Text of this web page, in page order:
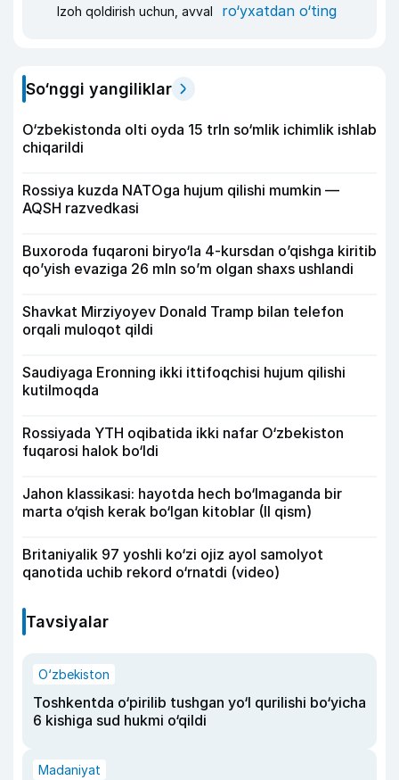
Izoh qoldirish uchun, avval ro‘yxatdan o‘ting
So‘nggi yangiliklar
O‘zbekistonda olti oyda 15 trln so‘mlik ichimlik ishlab
chiqarildi
Rossiya kuzda NATOga hujum qilishi mumkin —
AQSH razvedkasi
Buxoroda fuqaroni biryo‘la 4-kursdan o’qishga kiritib
qo’yish evaziga 26 mln so’m olgan shaxs ushlandi
Shavkat Mirziyoyev Donald Tramp bilan telefon
orqali muloqot qildi
Saudiyaga Eronning ikki ittifoqchisi hujum qilishi
kutilmoqda
Rossiyada YTH oqibatida ikki nafar O‘zbekiston
fuqarosi halok bo‘ldi
Jahon klassikasi: hayotda hech bo‘lmaganda bir
marta o‘qish kerak bo‘lgan kitoblar (II qism)
Britaniyalik 97 yoshli ko‘zi ojiz ayol samolyot
qanotida uchib rekord o‘rnatdi (video)
Tavsiyalar
O‘zbekiston
Toshkentda o‘pirilib tushgan yo‘l qurilishi bo‘yicha
6 kishiga sud hukmi o‘qildi
Madaniyat